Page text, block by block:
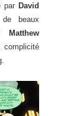
par David
beaux
Matthew